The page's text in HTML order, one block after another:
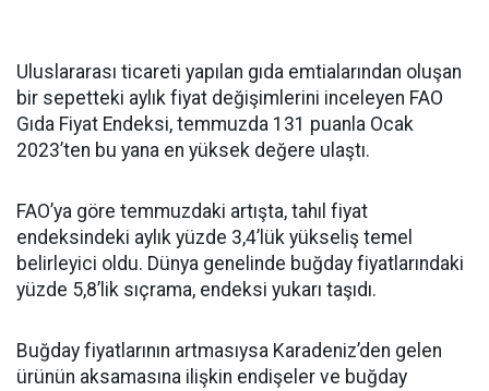
Uluslararası ticareti yapılan gıda emtialarından oluşan
bir sepetteki aylık fiyat değişimlerini inceleyen FAO
Gıda Fiyat Endeksi, temmuzda 131 puanla Ocak
2023’ten bu yana en yüksek değere ulaştı.
FAO’ya göre temmuzdaki artışta, tahıl fiyat
endeksindeki aylık yüzde 3,4’lük yükseliş temel
belirleyici oldu. Dünya genelinde buğday fiyatlarındaki
yüzde 5,8’lik sıçrama, endeksi yukarı taşıdı.
Buğday fiyatlarının artmasıysa Karadeniz’den gelen
ürünün aksamasına ilişkin endişeler ve buğday